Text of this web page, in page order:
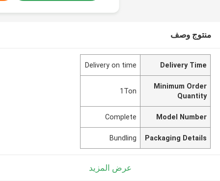
منتوج وصف
Delivery Time
Delivery on time
Minimum Order
Quantity
1Ton
Model Number
Complete
Packaging Details
Bundling
عرض المزيد